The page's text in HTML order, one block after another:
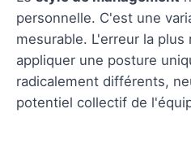
Le choix du style de
contexte
Questions fréquentes
personnelle. C'est une
mesurable. L'erreur la
appliquer une posture
radicalement différents,
potentiel collectif de